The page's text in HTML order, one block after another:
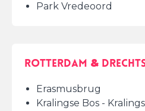
Park Vredeoord
Rotterdam &
Erasmusbrug
Kralingse Bos -